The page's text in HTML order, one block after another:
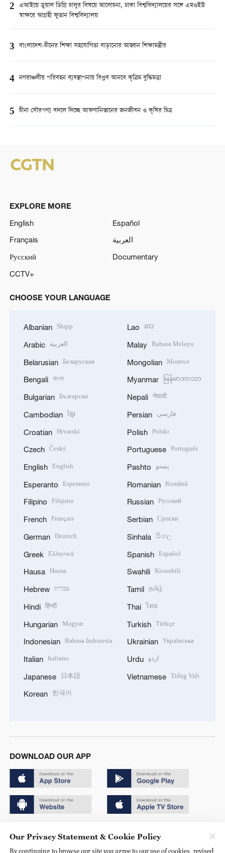
2 এআইয়ে ডুয়াল ডিগ্রি চালুর বিষয়ে আলোচনা, ঢাকা বিশ্ববিদ্যালয়ের সঙ্গে এমওইউ
স্বাক্ষরে আগ্রহী ফুতান বিশ্ববিদ্যালয়
3 বাংলাদেশ-চীনের শিক্ষা সহযোগিতা বাড়ানোর আহ্বান শিক্ষামন্ত্রীর
4 নগরাঞ্চলীয় পরিবহন ব্যবস্থাপনায় বিপ্লব আনবে কৃত্রিম বুদ্ধিমত্তা
5 চীনা সৌরপণ্য বদলে দিচ্ছে আফগানিস্তানের জনজীবন ও কৃষির চিত্র
EXPLORE MORE
English
Español
Français
العربية
Русский
Documentary
CCTV+
CHOOSE YOUR LANGUAGE
Albanian Shqip
Arabic العربية
Belarusian Беларуская
Bengali বাংলা
Bulgarian Български
Cambodian ខ្មែរ
Croatian Hrvatski
Czech Český
English English
Esperanto Esperanto
Filipino Filipino
French Français
German Deutsch
Greek Ελληνικά
Hausa Hausa
Hebrew עברית
Hindi हिन्दी
Hungarian Magyar
Indonesian Bahasa Indonesia
Italian Italiano
Japanese 日本語
Korean 한국어
Lao ລາວ
Malay Bahasa Melayu
Mongolian Монгол
Myanmar မြန်မာဘာသာ
Nepali नेपाली
Persian فارسی
Polish Polski
Portuguese Português
Pashto پښتو
Romanian Română
Russian Русский
Serbian Српски
Sinhala සිංහල
Spanish Español
Swahili Kiswahili
Tamil தமிழ்
Thai ไทย
Turkish Türkçe
Ukrainian Українська
Urdu اردو
Vietnamese Tiếng Việt
DOWNLOAD OUR APP
京ICP备20000184号
Our Privacy Statement & Cookie Policy
By continuing to browse our site you agree to our use of cookies, revised